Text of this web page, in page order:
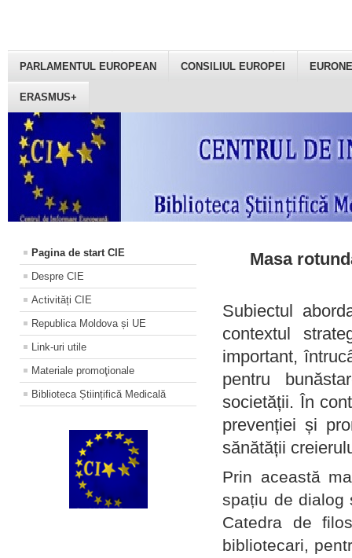
PARLAMENTUL EUROPEAN CONSILIUL EUROPEI
ERASMUS+
Pagina de start CIE
Despre CIE
Activități CIE
Republica Moldova și UE
Link-uri utile
Materiale promoţionale
Biblioteca Științifică Medicală
Masa
Subiectul
contextul
important,
pentru
societății. În
prevenției și
sănătății
Prin această
spațiu de dialog
Catedra de
bibliotecari,